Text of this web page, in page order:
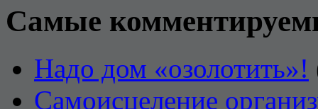
Самые
Надо дом «озолотить»!
Самоисцеление